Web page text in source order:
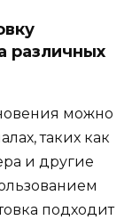
различных
можно
таких как
и другие
подходит